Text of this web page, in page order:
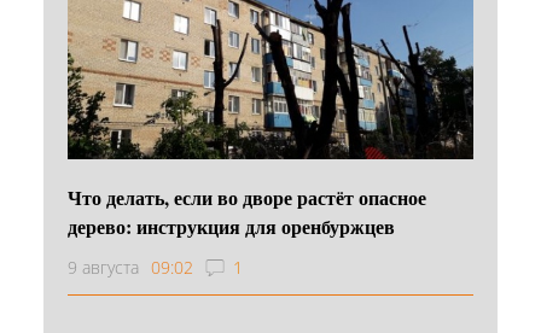
Что делать, если во дворе растёт опасное
дерево: инструкция для оренбуржцев
9 августа 09:02 1